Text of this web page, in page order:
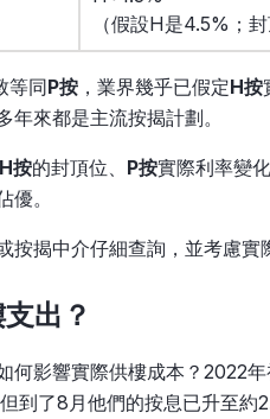
（假設H是4.5%；
等同P按，業界幾乎已假定H按
來都是主流按揭計劃。
H按的封頂位、 P按實際利率變
。
揭中介仔細查詢，並考慮實
出？
何影響實際供樓成本？2022
到了8月他們的按息已升至